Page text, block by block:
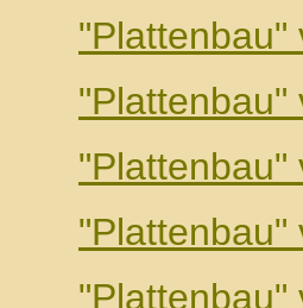
"Plattenbau"
"Plattenbau"
"Plattenbau"
"Plattenbau"
"Plattenbau"